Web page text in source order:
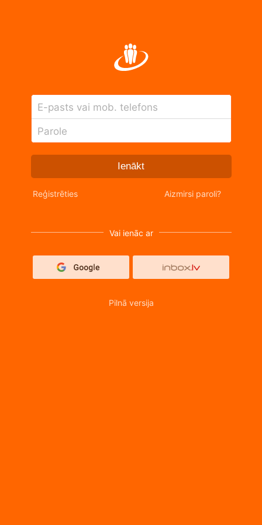
E-pasts vai mob. telefons
Parole
Ienākt
Reģistrēties Aizmirsi paroli?
Vai ienāc ar
Pilnā versija